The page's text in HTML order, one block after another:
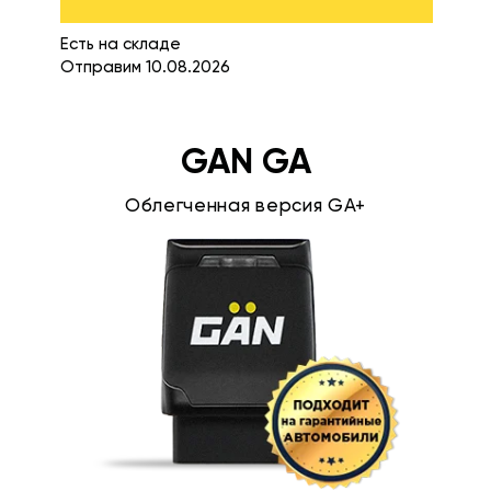
Есть на складе
Отправим 10.08.2026
GAN GA
Облегченная версия GA+